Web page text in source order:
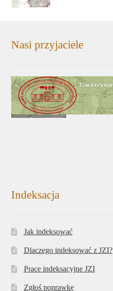
Nasi przyjaciele
Indeksacja
Jak indeksować
Dlaczego indeksować z JZI?
Prace indeksacyjne JZI
Zgłoś poprawkę